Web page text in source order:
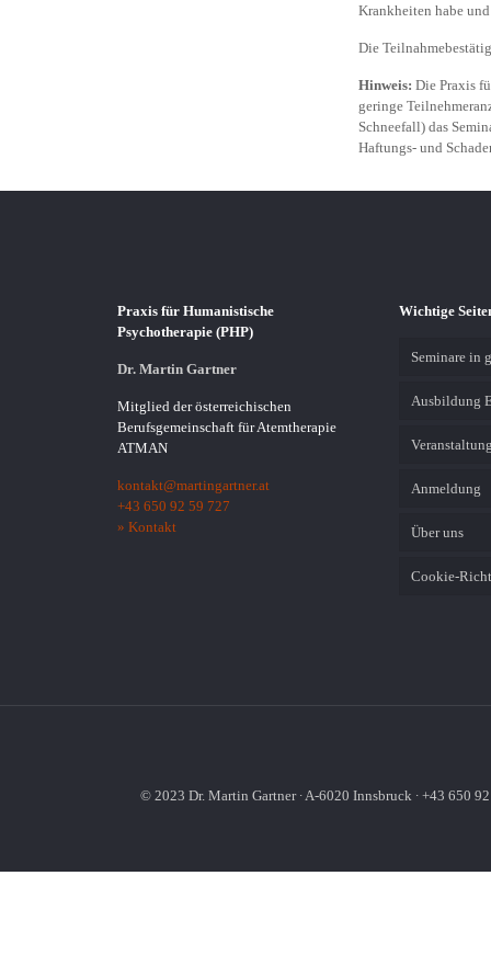
Krankheiten habe
Die
Hinweis: Die Praxis
geringe
Schneefall) das
Haftungs- und
Praxis für Humanistische
Psychotherapie (PHP)
Dr. Martin Gartner
Mitglied der österreichischen
Berufsgemeinschaft für Atemtherapie
ATMAN
kontakt@martingartner.at
+43 650 92 59 727
» Kontakt
Wichtige
Seminare in
Ausbildung
Anmeldung
Über uns
Cookie-
© 2023 Dr. Martin Gartner ∙ A-6020 Innsbruck ∙ +43 650